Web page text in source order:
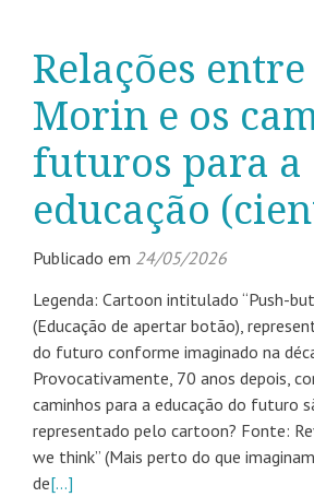
Relações
Morin e os
futuros para a
educação
Publicado em 24/05/2026
Legenda: Cartoon intitulado “Push-
(Educação de apertar botão),
do futuro conforme imaginado na
Provocativamente, 70 anos depois,
caminhos para a educação do futuro
representado pelo cartoon? Fonte:
we think” (Mais perto do que
de[…]